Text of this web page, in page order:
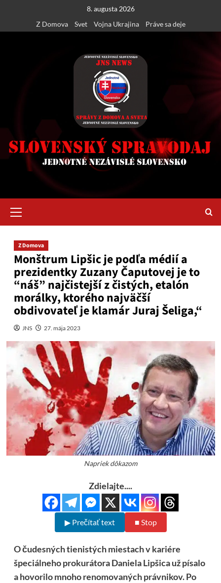
content
8. augusta 2026
Z Domova
Svet Vojna Ukrajina Práve sa deje
Menu
Z Domova
Monštrum Lipšic je podľa médií a
prezidentky Zuzany Čaputovej je to
“náš” najčistejší z čistých, etalón
morálky, ktorého najväčší
obdivovateľ je klamár Juraj Šeliga,“
JNS 27. mája 2023
Napriek dôkazom
Zdielajte....
▶ Prečítať text ■ Stop
O čudesných tienistých miestach v kariére
špeciálneho prokurátora Daniela Lipšica už písalo
a hovorilo mnoho renomovaných právnikov. Po